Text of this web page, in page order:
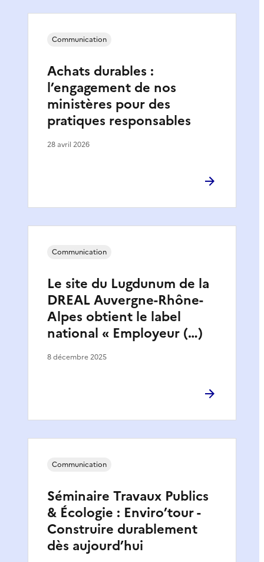
Achats durables :
l’engagement de nos
ministères pour des
pratiques responsables
Communication
28 avril 2026
Le site du Lugdunum de la
DREAL Auvergne-Rhône-
Alpes obtient le label
national « Employeur (…)
Communication
8 décembre 2025
Séminaire Travaux Publics
& Écologie : Enviro’tour -
Construire durablement
dès aujourd’hui
Communication